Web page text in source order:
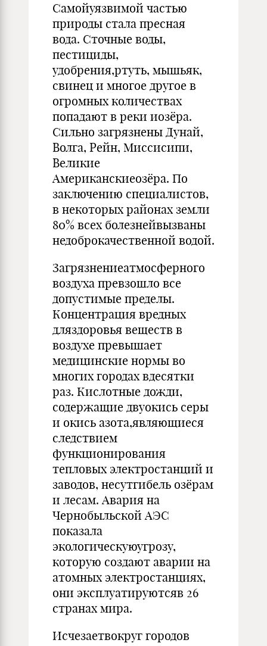
Самойуязвимой частью
природы стала пресная
вода. Сточные воды,
пестициды,
удобрения,ртуть, мышьяк,
свинец и многое другое в
огромных количествах
попадают в реки иозёра.
Сильно загрязнены Дунай,
Волга, Рейн, Миссисипи,
Великие
Американскиеозёра. По
заключению специалистов,
в некоторых районах земли
80% всех болезнейвызваны
недоброкачественной водой.
Загрязнениеатмосферного
воздуха превзошло все
допустимые пределы.
Концентрация вредных
дляздоровья веществ в
воздухе превышает
медицинские нормы во
многих городах вдесятки
раз. Кислотные дожди,
содержащие двуокись серы
и окись азота,являющиеся
следствием
функционирования
тепловых электростанций и
заводов, несутгибель озёрам
и лесам. Авария на
Чернобыльской АЭС
показала
экологическуюугрозу,
которую создают аварии на
атомных электростанциях,
они эксплуатируютсяв 26
странах мира.
Исчезаетвокруг городов